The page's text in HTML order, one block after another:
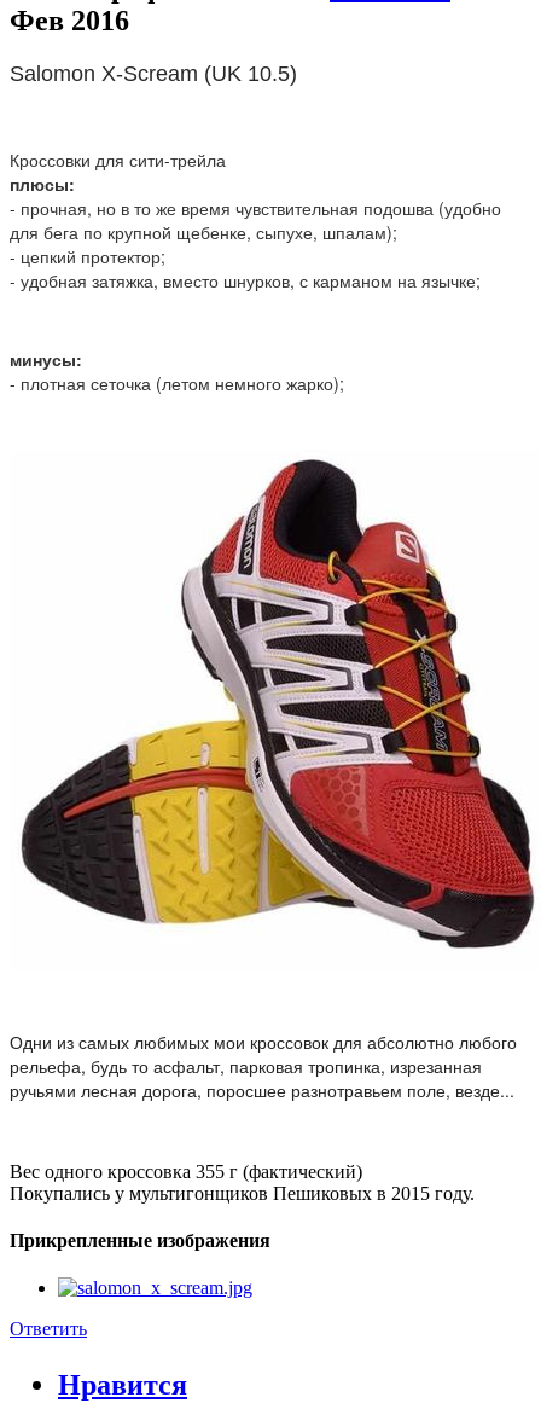
Фев 2016
Salomon X-Scream (UK 10.5)
Кроссовки для сити-трейла
плюсы:
- прочная, но в то же время чувствительная подошва (удобно
для бега по крупной щебенке, сыпухе, шпалам);
- цепкий протектор;
- удобная затяжка, вместо шнурков, с карманом на язычке;
минусы:
- плотная сеточка (летом немного жарко);
Одни из самых любимых мои кроссовок для абсолютно любого
рельефа, будь то асфальт, парковая тропинка, изрезанная
ручьями лесная дорога, поросшее разнотравьем поле, везде...
Вес одного кроссовка 355 г (фактический)
Покупались у мультигонщиков Пешиковых в 2015 году.
Прикрепленные изображения
Ответить
Нравится